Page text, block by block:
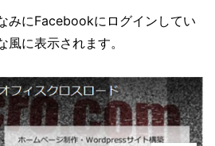
みにFacebookにログインしてい
に表示されます。